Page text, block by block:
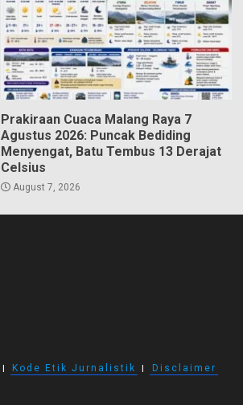
Prakiraan Cuaca Malang Raya 7
Agustus 2026: Puncak Bediding
Menyengat, Batu Tembus 13 Derajat
Celsius
August 7, 2026
I Kode Etik Jurnalistik I Disclaimer